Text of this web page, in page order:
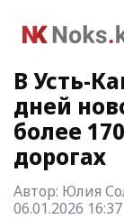
В Усть-
дней
более
дорогах
Автор: Юлия
06.01.2026 16:37